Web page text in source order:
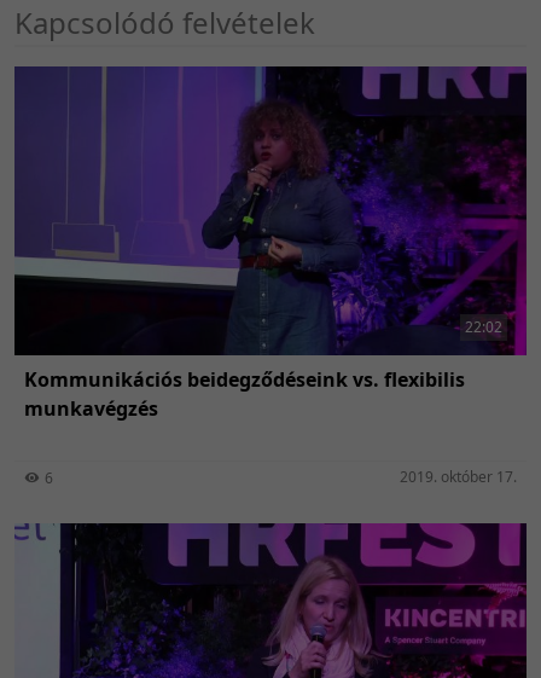
Kapcsolódó felvételek
22:02
Kommunikációs beidegződéseink vs. flexibilis
munkavégzés
6 2019. október 17.